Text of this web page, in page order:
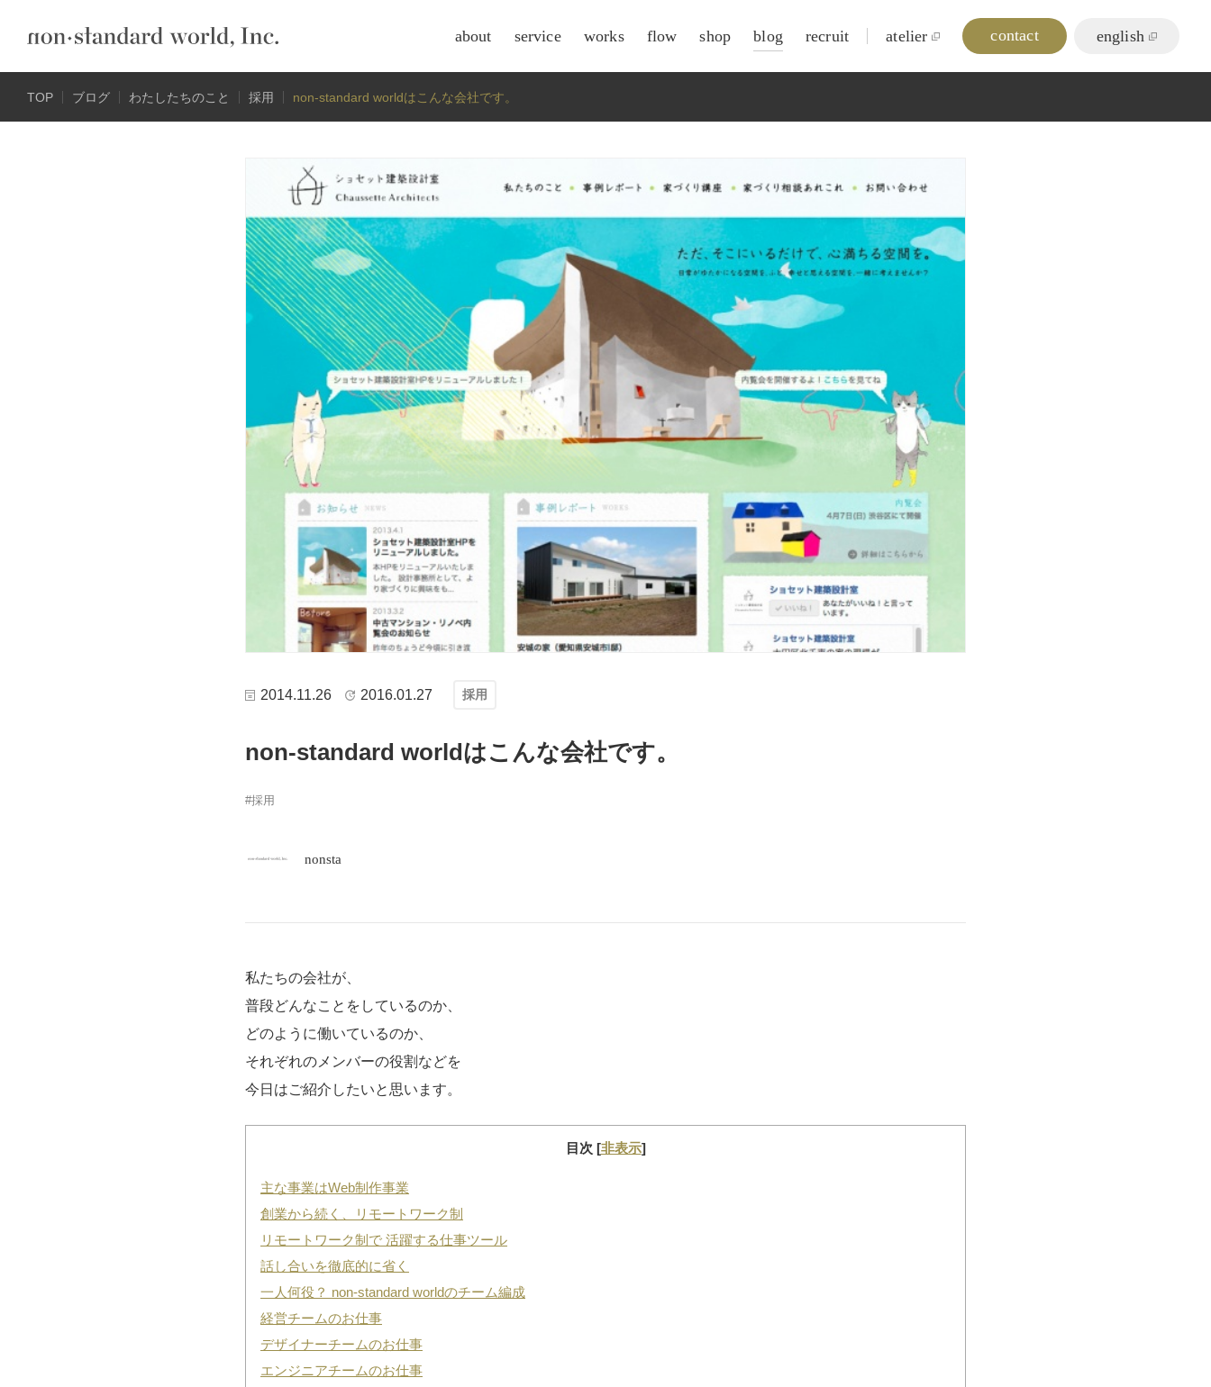
about
csr
service works flow shop blog recruit atelier contact english
TOP ブログ わたしたちのこと 採用 non-standard worldはこんな会社です。
2014.11.26 2016.01.27 採用
non-standard worldはこんな会社です。
採用
nonsta
私たちの会社が、
普段どんなことをしているのか、
どのように働いているのか、
それぞれのメンバーの役割などを
今日はご紹介したいと思います。
目次 [非表示]
主な事業はWeb制作事業
創業から続く、リモートワーク制
リモートワーク制で 活躍する仕事ツール
話し合いを徹底的に省く
一人何役？ non-standard worldのチーム編成
経営チームのお仕事
デザイナーチームのお仕事
エンジニアチームのお仕事